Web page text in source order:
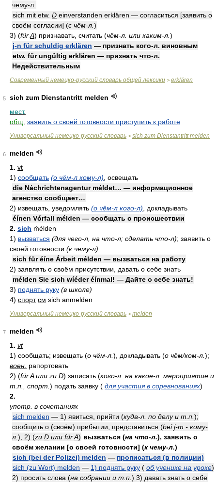
чему-л.
sich mit etw. D einverstanden erklären — согласиться [заявить о
своём согласии] (с чём-л. )
3) (fürA) признавать, считать (чём-л. или каким-л. )
j-n für schuldig erklären — признать кого-л. виновным
etw. für ungültig erklären — признать что-л.
Недействительным
Современный немецко-русский словарь общей лексики > erklären
5
sich zum Dienstantritt melden
мест.
общ. заявить о своей готовности приступить к работе
Универсальный немецко-русский словарь > sich zum Dienstantritt melden
6
melden
1. vt
1) сообщать (о чём-л кому-л) , освещать
die Náchrichtenagentur méldet… — информационное
агенство сообщает…
2) извещать, уведомлять (о чём-л кого-л) , докладывать
éínen Vórfall mélden — сообщать о происшествии
2. sich ḿélden
1) вызваться (для чего-л, на что-л; сделать что-л); заявить о
своей готовности (к чему-л)
sich für éíne Árbeit mélden — вызваться на работу
2) заявлять о своём присутствии, давать о себе знать
mélden Sie sich wíéder éínmal! — Дайте о себе знать!
3) поднять руку (в школе)
4) спорт см sich anmelden
Универсальный немецко-русский словарь > melden
7
melden
1. vt
1) сообщать; извещать (о чём-л. ) , докладывать (о чём/ком-л. );
воен. рапортовать
2) (fürAили zu D) записать (кого-л. на какое-л. мероприятие и
т.п., спорт. ) подать заявку ( для участия в соревнованиях)
2.
употр. в сочетаниях
sich melden — 1) явиться, прийти (куда-л. по делу и т.п. );
сообщить о (своём) прибытии, представиться (bei j-m - кому-
л. ) , 2) (zu D или fürA) вызваться (на что-л.), заявить о
своём желании [о своей готовности] (к чему-л.)
sich (bei der Polizei) melden — прописаться (в полиции)
sich (zu Wort) melden — 1) поднять руку ( об ученике на уроке)
2) просить слова (на собрании и т.п. ) 3) давать знать о себе